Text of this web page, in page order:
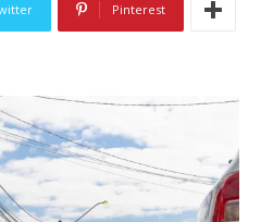
Pinterest